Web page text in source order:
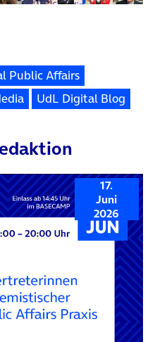
Public Affairs
UdL Digital Blog
17.
Juni
2026